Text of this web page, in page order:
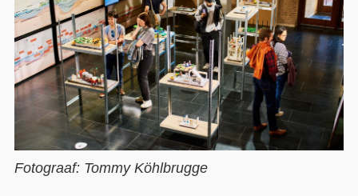
Fotograaf: Tommy Köhlbrugge